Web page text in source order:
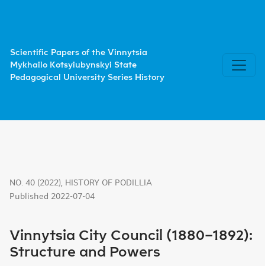
Scientific Papers of the Vinnytsia
Mykhailo Kotsyiubynskyi State
Pedagogical University Series History
NO. 40 (2022) HISTORY OF PODILLIA
Vinnytsia City Council (1880–1892):
Structure and Powers
Published 2022-07-04